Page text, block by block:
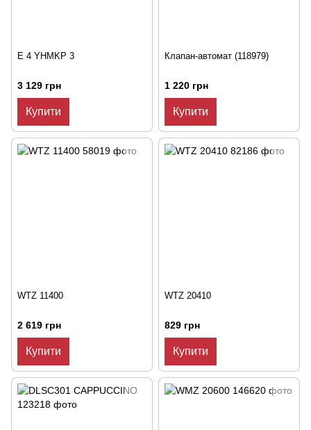
E 4 YHMKP 3
3 129 грн
Купити
Клапан-автомат (118979)
1 220 грн
Купити
WTZ 11400
2 619 грн
Купити
WTZ 20410
829 грн
Купити